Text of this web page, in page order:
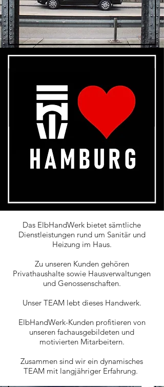
Das ElbHandWerk bietet sämtliche
Dienstleistungen rund um Sanitär und
Heizung im Haus.
Zu unseren Kunden gehören
Privathaushalte sowie Hausverwaltungen
und Genossenschaften.
​Unser TEAM lebt dieses Handwerk.
ElbHandWerk-Kunden profitieren von
unseren fachausgebildeten und
motivierten Mitarbeitern.
Zusammen sind wir ein dynamisches
TEAM mit langjähriger Erfahrung.